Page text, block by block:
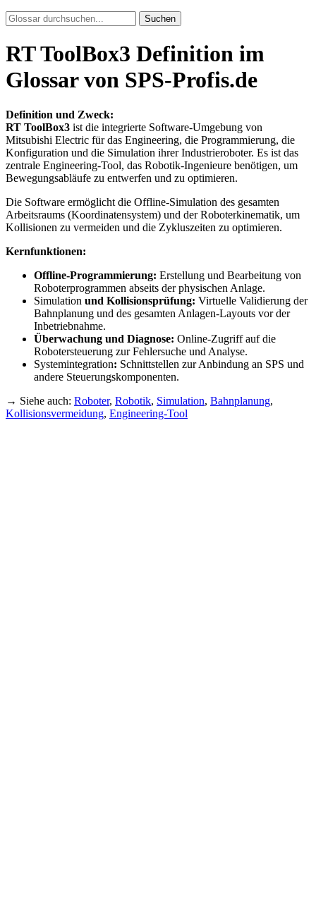
Suchen
RT ToolBox3 Definition im
Glossar von SPS-Profis.de
Definition und Zweck:
RT ToolBox3 ist die integrierte Software-Umgebung von
Mitsubishi Electric für das Engineering, die Programmierung, die
Konfiguration und die Simulation ihrer Industrieroboter. Es ist das
zentrale Engineering-Tool, das Robotik-Ingenieure benötigen, um
Bewegungsabläufe zu entwerfen und zu optimieren.
Die Software ermöglicht die Offline-Simulation des gesamten
Arbeitsraums (Koordinatensystem) und der Roboterkinematik, um
Kollisionen zu vermeiden und die Zykluszeiten zu optimieren.
Kernfunktionen:
Offline-Programmierung: Erstellung und Bearbeitung von
Roboterprogrammen abseits der physischen Anlage.
Simulation und Kollisionsprüfung: Virtuelle Validierung der
Bahnplanung und des gesamten Anlagen-Layouts vor der
Inbetriebnahme.
Überwachung und Diagnose: Online-Zugriff auf die
Robotersteuerung zur Fehlersuche und Analyse.
Systemintegration: Schnittstellen zur Anbindung an SPS und
andere Steuerungskomponenten.
→ Siehe auch: Roboter, Robotik, Simulation, Bahnplanung,
Kollisionsvermeidung, Engineering-Tool